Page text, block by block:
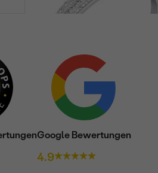
Google Bewertungen
4.9